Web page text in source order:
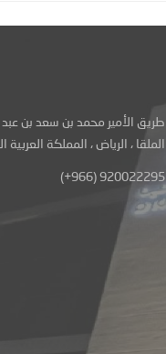
طريق الأمير محمد بن سعد بن عبد
الملقا ، الرياض ، المملكة العربية
(+966) 920022295